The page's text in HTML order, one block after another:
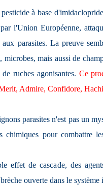
à base
l'Union Européenne,
aux parasites. La preuve
mais aussi de
ruches agonisantes. Ce
Admire, Confidore,
parasites n'est pas un
chimiques pour combattre
effet de cascade, des
ouverte dans le